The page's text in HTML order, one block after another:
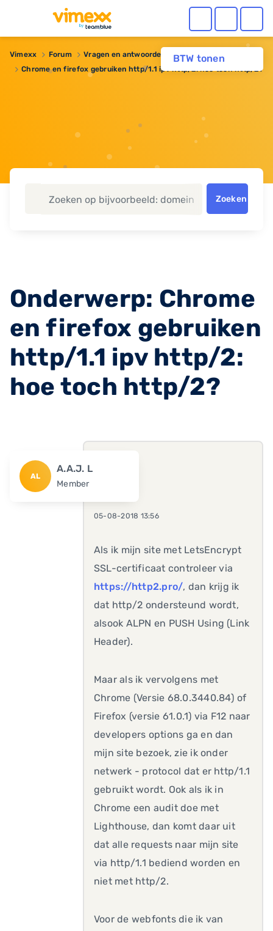
BTW tonen
Vimexx Forum
Vragen en antwoorden
Chrome en firefox gebruiken http/1.1 ipv http/2: hoe toch http/2?
Zoeken
Onderwerp: Chrome
en firefox gebruiken
http/1.1 ipv http/2:
hoe toch http/2?
AL
A.A.J. L
Member
05-08-2018 13:56
Als ik mijn site met LetsEncrypt
SSL-certificaat controleer via
https://http2.pro/, dan krijg ik
dat http/2 ondersteund wordt,
alsook ALPN en PUSH Using (Link
Header).
Maar als ik vervolgens met
Chrome (Versie 68.0.3440.84) of
Firefox (versie 61.0.1) via F12 naar
developers options ga en dan
mijn site bezoek, zie ik onder
netwerk - protocol dat er http/1.1
gebruikt wordt. Ook als ik in
Chrome een audit doe met
Lighthouse, dan komt daar uit
dat alle requests naar mijn site
via http/1.1 bediend worden en
niet met http/2.
Voor de webfonts die ik van